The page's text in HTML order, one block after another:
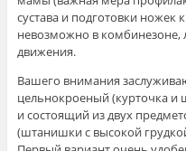
сустава и подготовки ножек
невозможно в
движения.
Вашего внимания
цельнокроеный (курточка
и состоящий из двух
(штанишки с высокой